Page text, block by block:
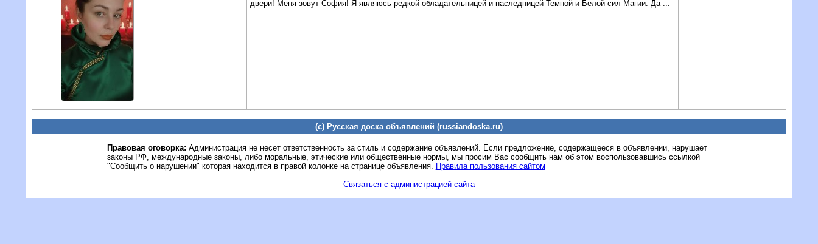
двери! Меня зовут София! Я являюсь редкой обладательницей и наследницей Темной и Белой сил Магии. Да ...
(c) Русская доска объявлений (russiandoska.ru)
Правовая оговорка: Администрация не несет ответственность за стиль и содержание объявлений. Если предложение, содержащееся в объявлении, нарушает
законы РФ, международные законы, либо моральные, этические или общественные нормы, мы просим Вас сообщить нам об этом воспользовавшись ссылкой
"Сообщить о нарушении" которая находится в правой колонке на странице объявления.
Правила пользования сайтом
Связаться с администрацией сайта